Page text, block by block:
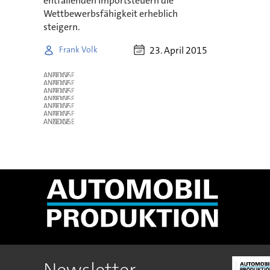
Wettbewerbsfähigkeit erheblich
steigern.
Frank Volk 23. April 2015
ANZEIGE
ANZEIGE
ANZEIGE
ANZEIGE
ANZEIGE
ANZEIGE
ANZEIGE